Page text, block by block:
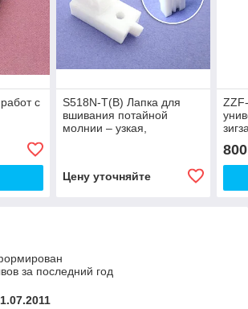
с
S518N-T(B) Лапка для
вшивания потайной
молнии – узкая,
Цену уточняйте
800
за последний год